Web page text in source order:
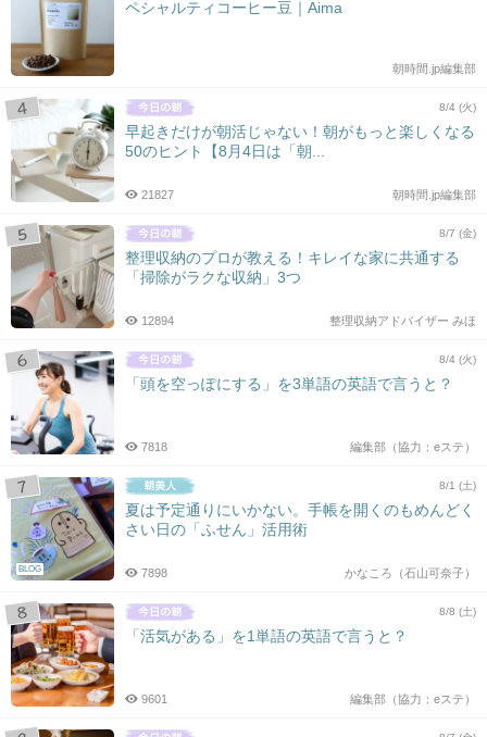
ペシャルティコーヒー豆｜Aima
朝時間.jp編集部
8/4 (火)
早起きだけが朝活じゃない！朝がもっと楽しくなる
50のヒント【8月4日は「朝...
朝時間.jp編集部
21827
8/7 (金)
整理収納のプロが教える！キレイな家に共通する
「掃除がラクな収納」3つ
整理収納アドバイザー みほ
12894
8/4 (火)
「頭を空っぽにする」を3単語の英語で言うと？
編集部（協力：eステ）
7818
BLOG
8/1 (土)
夏は予定通りにいかない。手帳を開くのもめんどく
さい日の「ふせん」活用術
かなころ（石山可奈子）
7898
8/8 (土)
「活気がある」を1単語の英語で言うと？
編集部（協力：eステ）
9601